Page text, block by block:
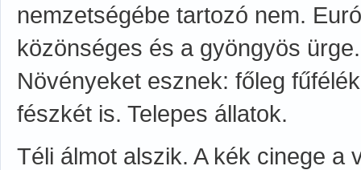
nemzetségébe tartozó nem.
közönséges és a gyöngyös
Növényeket esznek: főleg
fészkét is. Telepes állatok.
Téli álmot alszik. A kék cinege a